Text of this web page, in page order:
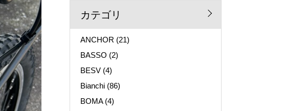
カテゴリ
ANCHOR (21)
BASSO (2)
BESV (4)
Bianchi (86)
BOMA(4)